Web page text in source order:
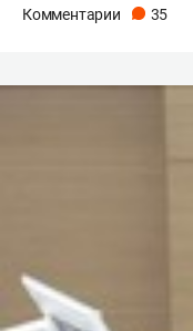
Комментарии 35